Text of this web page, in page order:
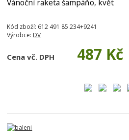
Vánoční raketa šampáňo, květ
Kód zboží: 612 491 85 234+9241
Výrobce: DV
Cena vč. DPH 487 Kč